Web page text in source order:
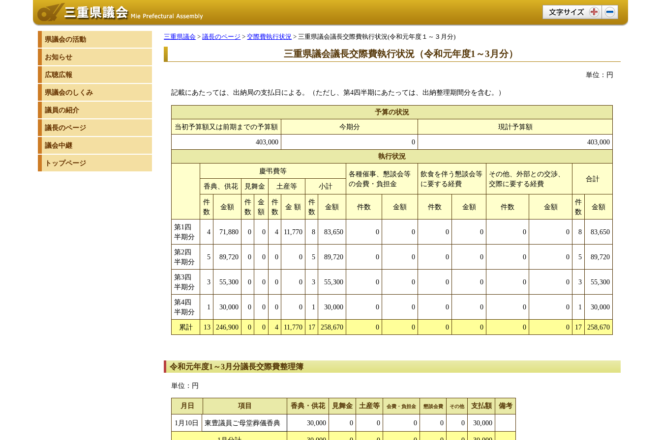
文字サイズ変更
三重県議会 >議長のページ >交際費執行状況 > 三重県議会議長交際費執行状況(令和元年度１～３月分)
三重県議会議長交際費執行状況（令和元年度1～3月分）
単位：円
記載にあたっては、出納局の支払日による。（ただし、第4四半期にあたっては、出納整理期間分を含む。）
予算の状況
当初予算額又は前期までの予算額
今期分
現計予算額
403,000
0
403,000
執行状況
慶弔費等
各種催事、懇談会等
の会費・負担金
飲食を伴う懇談会等
に要する経費
その他、外部との交渉、
交際に要する経費
合計
香典、供花
見舞金 土産等
小計
件
数
金額
件
数
金
額
件
数
金 額
件
数
金額 件数 金額 件数 金額 件数 金額
件
数
金額
第1四
半期分
4 71,880 0 0 4 11,770 8 83,650 0 0 0 0 0 0 8 83,650
第2四
半期分
5 89,720 0 0 0 0 5 89,720 0 0 0 0 0 0 5 89,720
第3四
半期分
3 55,300 0 0 0 0 3 55,300 0 0 0 0 0 0 3 55,300
第4四
半期分
1 30,000 0 0 0 0 1 30,000 0 0 0 0 0 0 1 30,000
累計 13 246,900 0 0 4 11,770 17 258,670 0 0 0 0 0 0 17 258,670
令和元年度1～3月分議長交際費整理簿
単位：円
月日 項目 香典・供花 見舞金 土産等 会費・負担金 懇談会費 その他 支払額 備考
1月10日 東豊議員ご母堂葬儀香典 30,000 0 0 0 0 0 30,000
県議会の活動
お知らせ
広聴広報
県議会のしくみ
議員の紹介
議長のページ
議会中継
トップページ